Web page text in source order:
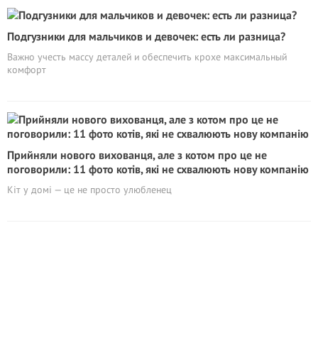
Подгузники для мальчиков и девочек: есть ли разница?
Важно учесть массу деталей и обеспечить крохе максимальный
комфорт
Прийняли нового вихованця, але з котом про це не
поговорили: 11 фото котів, які не схвалюють нову компанію
Кіт у домі — це не просто улюбленец